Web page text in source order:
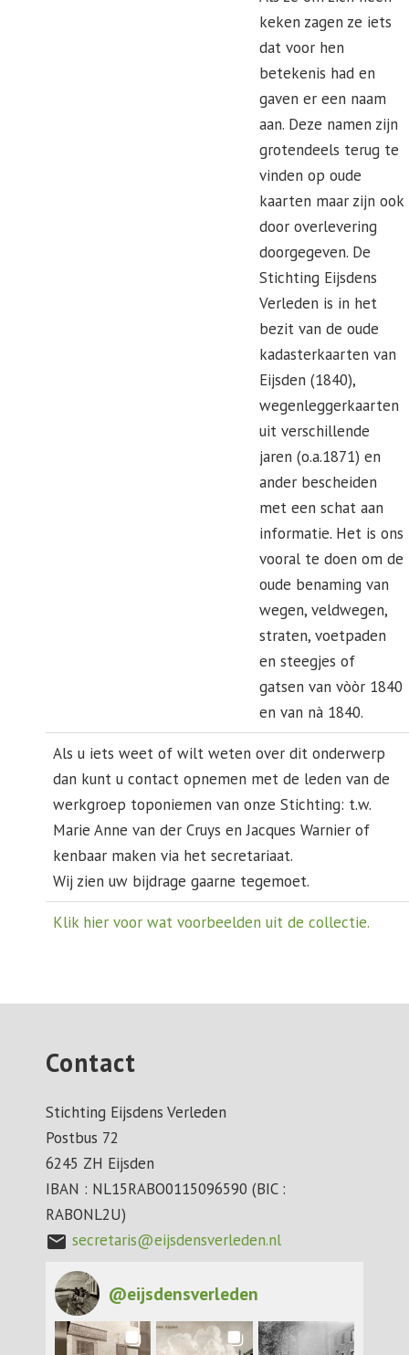
keken zagen ze iets
dat voor hen
betekenis had en
gaven er een naam
aan. Deze namen zijn
grotendeels terug te
vinden op oude
kaarten maar zijn ook
door overlevering
doorgegeven. De
Stichting Eijsdens
Verleden is in het
bezit van de oude
kadasterkaarten van
Eijsden (1840),
wegenleggerkaarten
uit verschillende
jaren (o.a.1871) en
ander bescheiden
met een schat aan
informatie. Het is ons
vooral te doen om de
oude benaming van
wegen, veldwegen,
straten, voetpaden
en steegjes of
gatsen van vòòr 1840
en van nà 1840.
Als u iets weet of wilt weten over dit onderwerp
dan kunt u contact opnemen met de leden van de
werkgroep toponiemen van onze Stichting: t.w.
Marie Anne van der Cruys en Jacques Warnier of
kenbaar maken via het secretariaat.
Wij zien uw bijdrage gaarne tegemoet.
Klik hier voor wat voorbeelden uit de collectie.
Contact
Stichting Eijsdens Verleden
Postbus 72
6245 ZH Eijsden
IBAN : NL15RABO0115096590 (BIC :
RABONL2U)
mail secretaris@eijsdensverleden.nl
@eijsdensverleden